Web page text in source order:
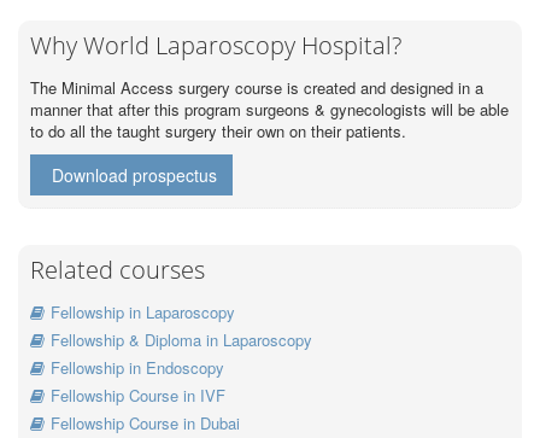
Why World Laparoscopy Hospital?
The Minimal Access surgery course is created and designed in a
manner that after this program surgeons & gynecologists will be able
to do all the taught surgery their own on their patients.
Download prospectus
Related courses
Fellowship in Laparoscopy
Fellowship & Diploma in Laparoscopy
Fellowship in Endoscopy
Fellowship Course in IVF
Fellowship Course in Dubai